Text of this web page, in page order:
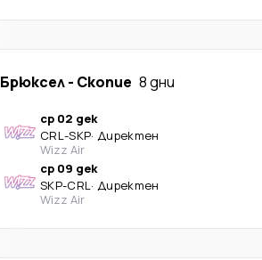
Брюксел- Скопие 8 дни
ср 02 дек
CRL-SKP· Директен
Wizz Air
ср 09 дек
SKP-CRL· Директен
Wizz Air